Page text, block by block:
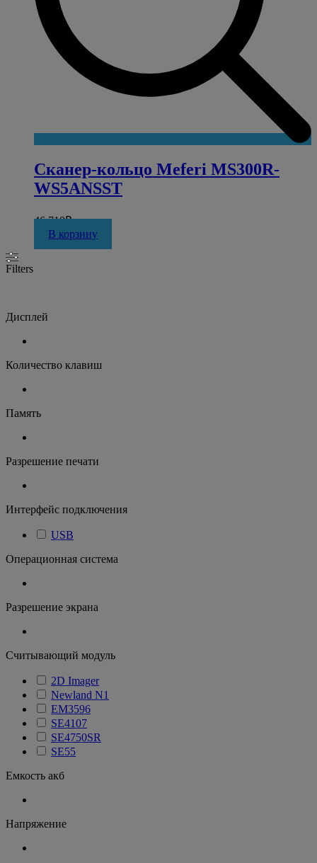
Сканер-кольцо Meferi MS300R-
WS5ANSST
46 710₽
В корзину
Filters
Дисплей
Количество клавиш
Память
Разрешение печати
Интерфейс подключения
USB
Операционная система
Разрешение экрана
Считывающий модуль
2D Imager
Newland N1
EM3596
SE4107
SE4750SR
SE55
Емкость акб
Напряжение